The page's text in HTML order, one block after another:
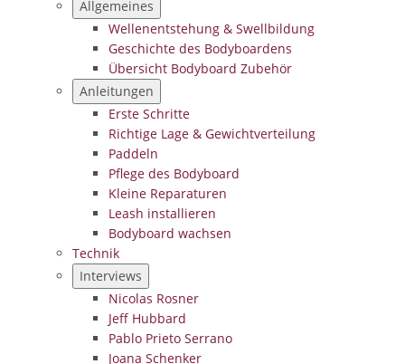
Allgemeines
Wellenentstehung & Swellbildung
Geschichte des Bodyboardens
Übersicht Bodyboard Zubehör
Anleitungen
Erste Schritte
Richtige Lage & Gewichtverteilung
Paddeln
Pflege des Bodyboard
Kleine Reparaturen
Leash installieren
Bodyboard wachsen
Technik
Interviews
Nicolas Rosner
Jeff Hubbard
Pablo Prieto Serrano
Joana Schenker